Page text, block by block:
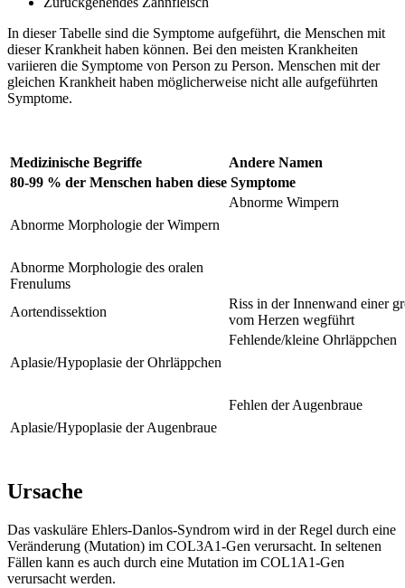
In dieser Tabelle sind die Symptome aufgeführt, die Menschen mit
dieser Krankheit haben können. Bei den meisten Krankheiten
variieren die Symptome von Person zu Person. Menschen mit der
gleichen Krankheit haben möglicherweise nicht alle aufgeführten
Symptome.
Medizinische Begriffe
Andere Namen
80-99 % der Menschen haben diese Symptome
Abnorme Morphologie der Wimpern
Abnorme Wimpern
Abnorme Morphologie des oralen
Frenulums
Aortendissektion
Riss in der Innenwand einer
vom Herzen wegführt
Aplasie/Hypoplasie der Ohrläppchen
Fehlende/kleine Ohrläppchen
Aplasie/Hypoplasie der Augenbraue
Fehlen der Augenbraue
Ursache
Das vaskuläre Ehlers-Danlos-Syndrom wird in der Regel durch eine
Veränderung (Mutation) im COL3A1-Gen verursacht. In seltenen
Fällen kann es auch durch eine Mutation im COL1A1-Gen
verursacht werden.